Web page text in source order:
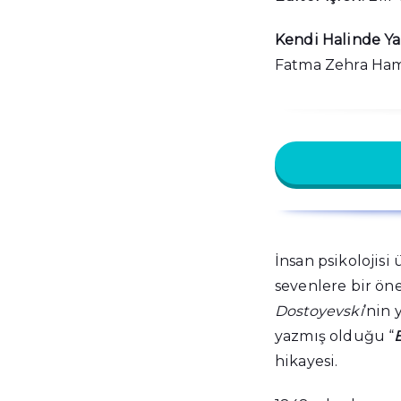
Kendi Halinde
Fatma Zehra
İnsan psikolojisi
sevenlere bir
Dostoyevski’nin
yazmış olduğu “
hikayesi.